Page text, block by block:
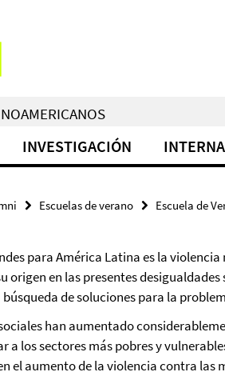
INVESTIGACIÓN
Escuelas de verano Escuela de
para América Latina es la
origen en las presentes
de soluciones para la
han aumentado
a los sectores más pobres y
el aumento de la violencia contra las